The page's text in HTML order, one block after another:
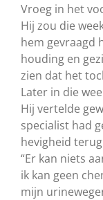
Vroeg in het
Hij zou die
hem gevraagd
houding en
zien dat het
Later in die
Hij vertelde
specialist had
hevigheid
“Er kan niets
ik kan geen
mijn